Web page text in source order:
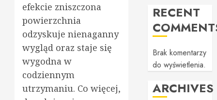
efekcie zniszczona
powierzchnia
odzyskuje nienaganny
wygląd oraz staje się
wygodna w
codziennym
utrzymaniu. Co więcej,
RECENT
Brak komentarzy
do wyświetlenia.
ARCHIVES